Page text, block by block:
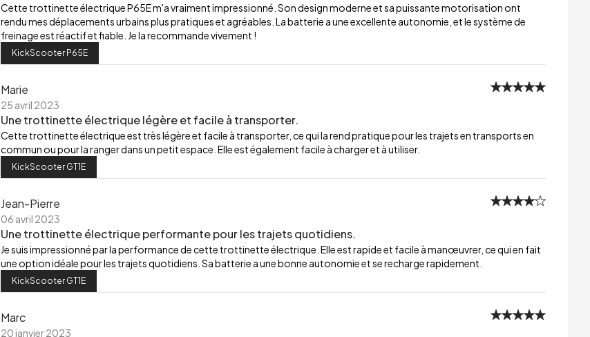
Cette trottinette électrique P65E m'a vraiment impressionné. Son design moderne et sa puissante motorisation ont
rendu mes déplacements urbains plus pratiques et agréables. La batterie a une excellente autonomie, et le système de
freinage est réactif et fiable. Je la recommande vivement !
KickScooter P65E
Marie
25 avril 2023
Une trottinette électrique légère et facile à transporter.
Cette trottinette électrique est très légère et facile à transporter, ce qui la rend pratique pour les trajets en transports en
commun ou pour la ranger dans un petit espace. Elle est également facile à charger et à utiliser.
KickScooter GT1E
Jean-Pierre
06 avril 2023
Une trottinette électrique performante pour les trajets quotidiens.
Je suis impressionné par la performance de cette trottinette électrique. Elle est rapide et facile à manœuvrer, ce qui en fait
une option idéale pour les trajets quotidiens. Sa batterie a une bonne autonomie et se recharge rapidement.
KickScooter GT1E
Marc
20 janvier 2023